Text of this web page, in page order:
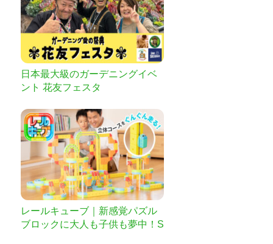
日本最大級のガーデニングイベ
ント 花友フェスタ
レールキューブ｜新感覚パズル
ブロックに大人も子供も夢中！S